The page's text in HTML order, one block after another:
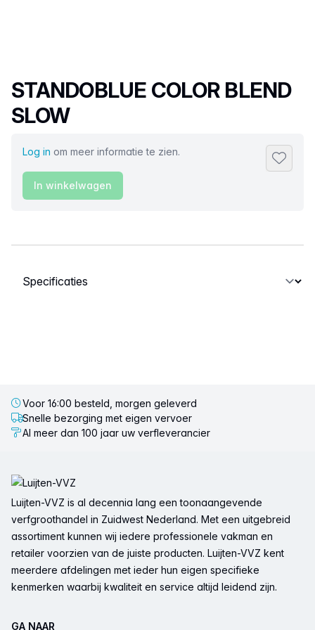
Productnaam
STANDOBLUE COLOR BLEND
SLOW
Log in om meer informatie te zien.
In winkelwagen
Selecteer een tabblad
Voor 16:00 besteld, morgen geleverd
Snelle bezorging met eigen vervoer
Al meer dan 100 jaar uw verfleverancier
Luijten-VVZ is al decennia lang een toonaangevende
verfgroothandel in Zuidwest Nederland. Met een uitgebreid
assortiment kunnen wij iedere professionele vakman en
retailer voorzien van de juiste producten. Luijten-VVZ kent
meerdere afdelingen met ieder hun eigen specifieke
kenmerken waarbij kwaliteit en service altijd leidend zijn.
GA NAAR